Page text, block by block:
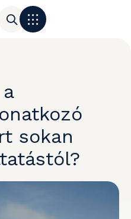
sokan